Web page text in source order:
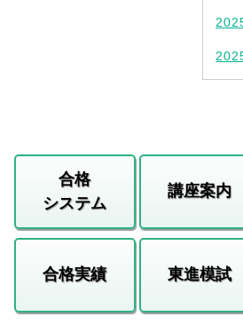
合格
システム
講座案内
合格実績 東進模試